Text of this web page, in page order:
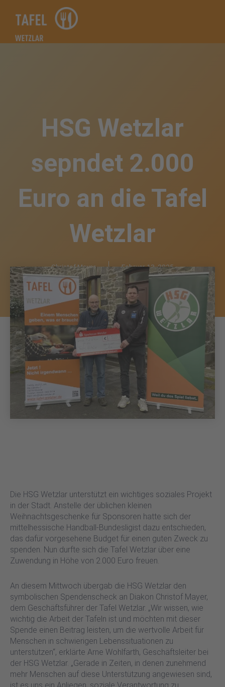
springen
HSG Wetzlar
sepndet 2.000
Euro an die Tafel
Wetzlar
Christof Mayer Februar 13, 2025
Die HSG Wetzlar unterstützt ein wichtiges soziales Projekt
in der Stadt. Anstelle der üblichen kleinen
Weihnachtsgeschenke für Sponsoren hatte sich der
mittelhessische Handball-Bundesligist dazu entschieden,
das dafür vorgesehene Budget für einen guten Zweck zu
spenden. Nun durfte sich die Tafel Wetzlar über eine
Zuwendung in Höhe von 2.000 Euro freuen.
An diesem Mittwoch übergab die HSG Wetzlar den
symbolischen Spendenscheck an Diakon Christof Mayer,
dem Geschäftsführer der Tafel Wetzlar. „Wir wissen, wie
wichtig die Arbeit der Tafeln ist und möchten mit dieser
Spende einen Beitrag leisten, um die wertvolle Arbeit für
Menschen in schwierigen Lebenssituationen zu
unterstützen“, erklärte Arne Wohlfarth, Geschäftsleiter bei
der HSG Wetzlar. „Gerade in Zeiten, in denen zunehmend
mehr Menschen auf diese Unterstützung angewiesen sind,
ist es uns ein Anliegen, soziale Verantwortung zu